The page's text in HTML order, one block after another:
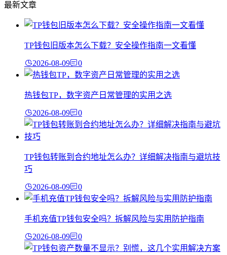
最新文章
TP钱包旧版本怎么下载？安全操作指南一文看懂
2026-08-09 0
热钱包TP，数字资产日常管理的实用之选
2026-08-09 0
TP钱包转账到合约地址怎么办？详细解决指南与避坑技
巧
2026-08-09 0
手机充值TP钱包安全吗？拆解风险与实用防护指南
2026-08-09 0